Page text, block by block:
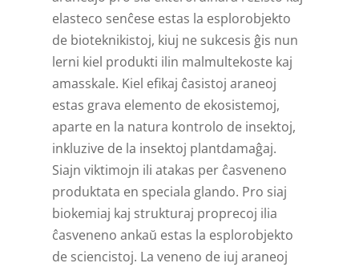
elasteco senĉese estas la esplor­objekto
de bioteknik­istoj, kiuj ne sukcesis ĝis nun
lerni kiel produkti ilin malmultekoste kaj
amasskale. Kiel efikaj ĉasistoj araneoj
estas grava elemento de ekosistemoj,
aparte en la natura kontrolo de insektoj,
inkluzive de la insektoj plant­damaĝaj.
Siajn viktimojn ili atakas per ĉasveneno
produktata en speciala glando. Pro siaj
biokemiaj kaj strukturaj proprecoj ilia
ĉasveneno ankaŭ estas la esplorobjekto
de sciencistoj. La veneno de iuj araneoj